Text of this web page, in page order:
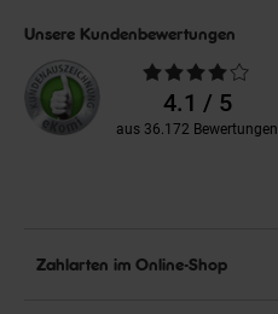
Unsere Kundenbewertungen
Durchschnittliche
Bewertungen4.1 / 5
aus 36.172 Bewertungen
Zahlarten im Online-Shop